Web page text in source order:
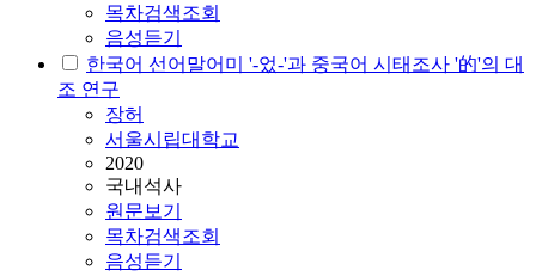
목차검색조회
음성듣기
한국어 선어말어미 '-었-'과 중국어 시태조사 '的'의 대
조 연구
장허
서울시립대학교
2020
국내석사
원문보기
목차검색조회
음성듣기